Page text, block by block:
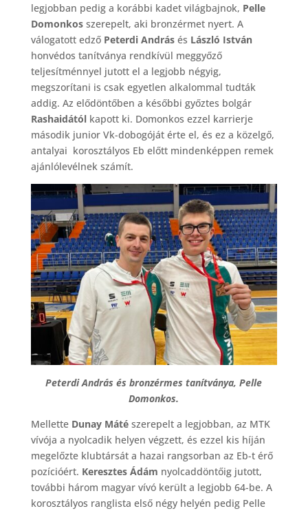
legjobban pedig a korábbi kadet világbajnok, Pelle
Domonkosszerepelt, aki bronzérmet nyert. A
válogatott edző Peterdi Andrásés László István
honvédos tanítványa rendkívül meggyőző
teljesítménnyel jutott el a legjobb négyig,
megszorítani is csak egyetlen alkalommal tudták
addig. Az elődöntőben a későbbi győztes bolgár
Rashaidátólkapott ki. Domonkos ezzel karrierje
második junior Vk-dobogóját érte el, és ez a közelgő,
antalyai korosztályos Eb előtt mindenképpen remek
ajánlólevélnek számít.
Peterdi András és bronzérmes tanítványa, Pelle
Domonkos.
Mellette Dunay Máté szerepelt a legjobban, az MTK
vívója a nyolcadik helyen végzett, és ezzel kis híján
megelőzte klubtársát a hazai rangsorban az Eb-t érő
pozícióért. Keresztes Ádám nyolcaddöntőig jutott,
további három magyar vívó került a legjobb 64-be. A
korosztályos ranglista első négy helyén pedig Pelle